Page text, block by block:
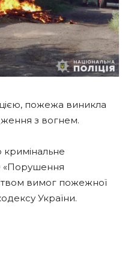
пожежа виникла
з вогнем.
«Порушення
вимог пожежної
України.